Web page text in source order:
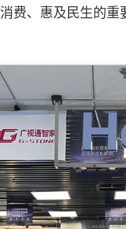
费、惠及民生的